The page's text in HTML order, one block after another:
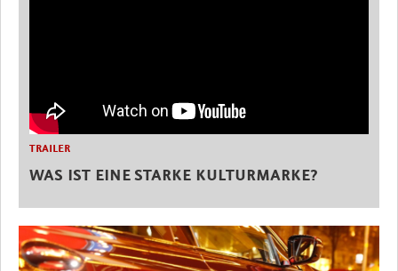
TRAILER
WAS IST EINE STARKE KULTURMARKE?